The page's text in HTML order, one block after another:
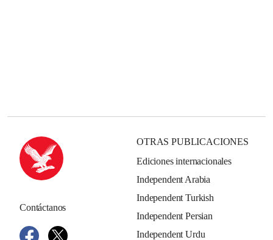
Contáctanos
OTRAS PUBLICACIONES
Ediciones internacionales
Independent Arabia
Independent Turkish
Independent Persian
Independent Urdu